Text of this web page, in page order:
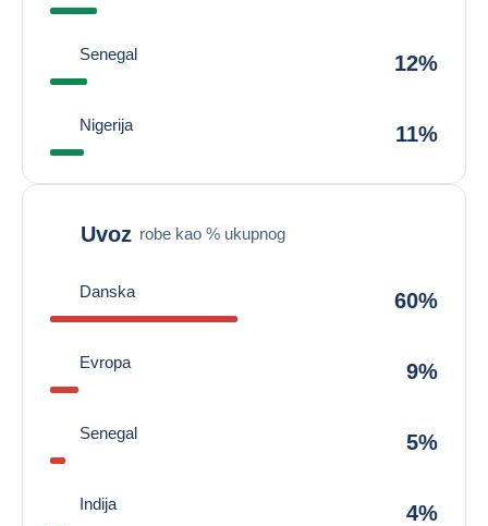
Senegal 12%
Nigerija 11%
Uvoz robe kao % ukupnog
Danska 60%
Evropa 9%
Senegal 5%
Indija 4%